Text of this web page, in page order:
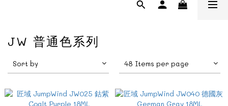
📢凡購物滿$199 順豐自提點免運費📦📦
JW 普通色系列
Sort by 48 Items per page